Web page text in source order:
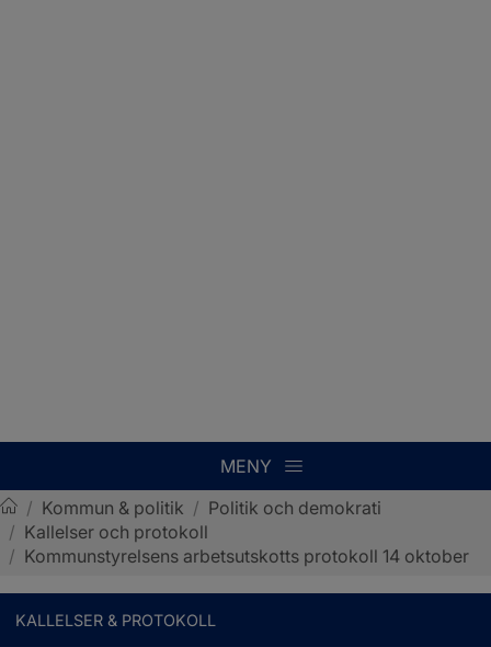
MENY
Sotenäs kommun
/ Kommun & politik / Politik och demokrati
/ Kallelser och protokoll
/ Kommunstyrelsens arbetsutskotts protokoll 14 oktober
KALLELSER & PROTOKOLL